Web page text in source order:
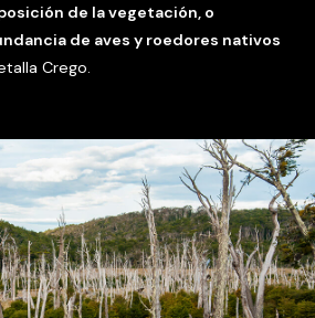
de la vegetación, o
de aves y roedores nativos
Crego.